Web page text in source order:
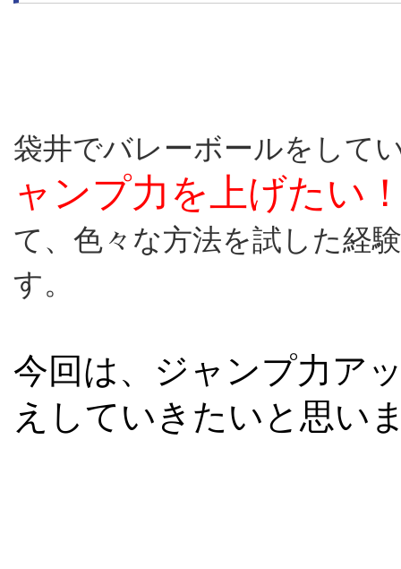
新着情報
トレーナー
袋井でバレーボールをして
ャンプ力を上げたい
て、色々な方法を試した経
す。
今回は、ジャンプ力ア
えしていきたいと思い